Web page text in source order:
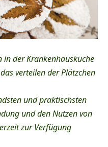
in der Krankenhausküche
verteilen der Plätzchen
und praktischsten
und den Nutzen von
zur Verfügung